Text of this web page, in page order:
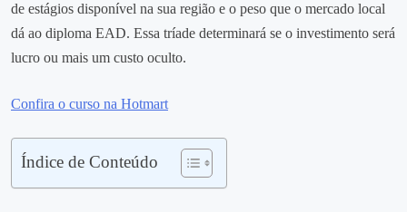
de estágios disponível na sua região e o peso que o mercado local
dá ao diploma EAD. Essa tríade determinará se o investimento será
lucro ou mais um custo oculto.
Confira o curso na Hotmart
Índice de Conteúdo